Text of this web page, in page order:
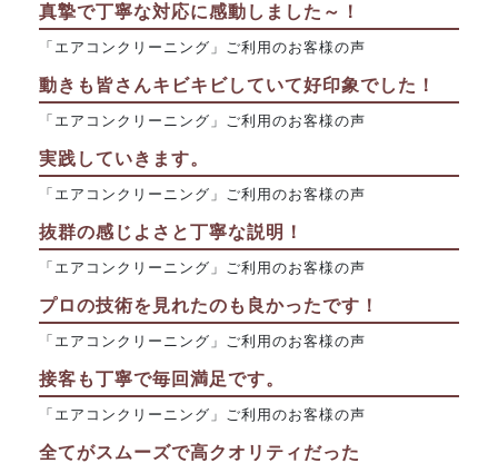
真摯で丁寧な対応に感動しました～！
「エアコンクリーニング」ご利用のお客様の声
動きも皆さんキビキビしていて好印象でした！
「エアコンクリーニング」ご利用のお客様の声
実践していきます。
「エアコンクリーニング」ご利用のお客様の声
抜群の感じよさと丁寧な説明！
「エアコンクリーニング」ご利用のお客様の声
プロの技術を見れたのも良かったです！
「エアコンクリーニング」ご利用のお客様の声
接客も丁寧で毎回満足です。
「エアコンクリーニング」ご利用のお客様の声
全てがスムーズで高クオリティだった